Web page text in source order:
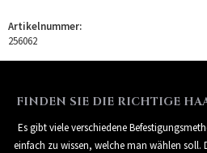
Artikelnummer:
256062
FINDEN SIE DIE RICHTIGE
Es gibt viele verschiedene
einfach zu wissen, welche man wählen soll.